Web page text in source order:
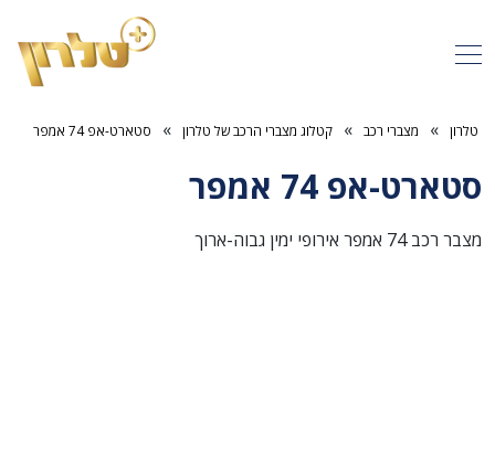
טלרון » מצברי רכב » קטלוג מצברי הרכב של טלרון » סטארט-אפ 74 אמפר
סטארט-אפ 74 אמפר
מצבר רכב 74 אמפר אירופי ימין גבוה-ארוך